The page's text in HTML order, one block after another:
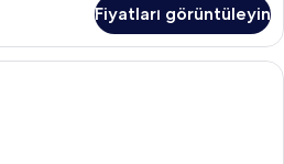
Fiyatları görüntüleyin
Kaliteli yatak takımı, ücretsiz minibar